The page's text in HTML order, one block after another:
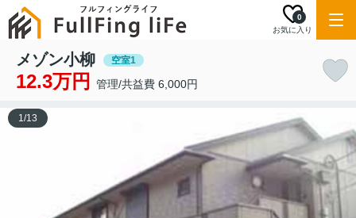
お気に入り
0
メゾン小柳 空室1
12.3万円 管理/共益費 6,000円
1/13